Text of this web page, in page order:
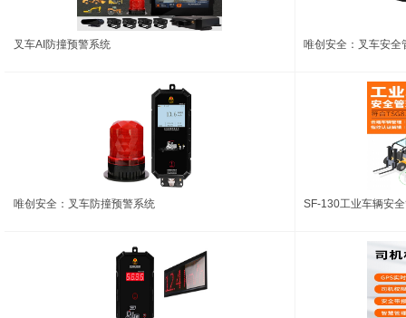
叉车AI防撞预警系统 唯创安全：叉车安全
唯创安全：叉车防撞预警系统 SF-130工业车辆安